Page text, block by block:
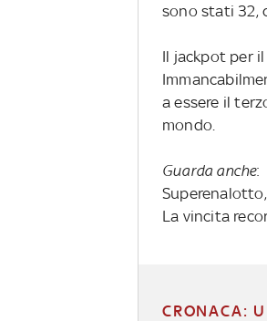
sono stati 32,
Il jackpot per
a essere il
mondo.
Guarda anche:
La vincita
CRONACA: